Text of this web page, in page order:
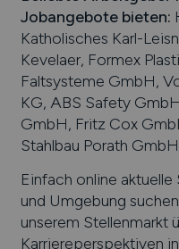
Jobangebote bieten:
Katholisches Karl-
Kevelaer, Formex
Faltsysteme GmbH,
KG, ABS Safety
GmbH, Fritz Cox
Stahlbau Porath
Einfach online
und Umgebung
unserem Stellenmarkt
Karriereperspektiven in